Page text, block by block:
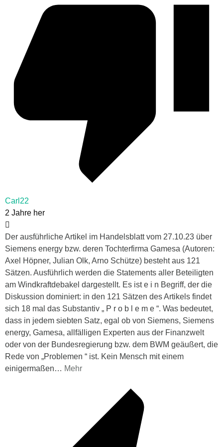
Carl22
2 Jahre her
Der ausführliche Artikel im Handelsblatt vom 27.10.23 über
Siemens energy bzw. deren Tochterfirma Gamesa (Autoren:
Axel Höpner, Julian Olk, Arno Schütze) besteht aus 121
Sätzen. Ausführlich werden die Statements aller Beteiligten
am Windkraftdebakel dargestellt. Es ist e i n Begriff, der die
Diskussion dominiert: in den 121 Sätzen des Artikels findet
sich 18 mal das Substantiv „ P r o b l e m e “. Was bedeutet,
dass in jedem siebten Satz, egal ob von Siemens, Siemens
energy, Gamesa, allfälligen Experten aus der Finanzwelt
oder von der Bundesregierung bzw. dem BWM geäußert, die
Rede von „Problemen “ ist. Kein Mensch mit einem
einigermaßen… Mehr